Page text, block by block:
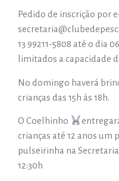
Pedido de inscrição por
13 99211-5808 até o dia
limitados a capacidade
No domingo haverá
crianças das 15h às 18h.
O Coelhinho
crianças até 12 anos um
pulseirinha na
12:30h